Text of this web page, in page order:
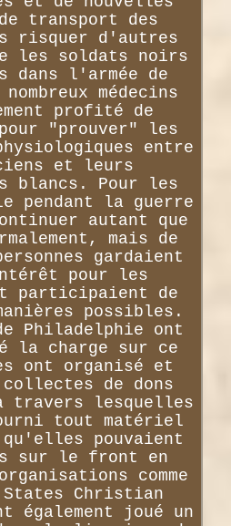
de transport des
risquer d'autres
les soldats noirs
dans l'armée de
médecins
profité de
"prouver" les
entre
et leurs
blancs. Pour les
la guerre
autant que
mais de
gardaient
pour les
participaient de
possibles.
Philadelphie ont
la charge sur ce
ont organisé et
de dons
travers lesquelles
tout matériel
qu'elles pouvaient
sur le front en
comme
Christian
également joué un